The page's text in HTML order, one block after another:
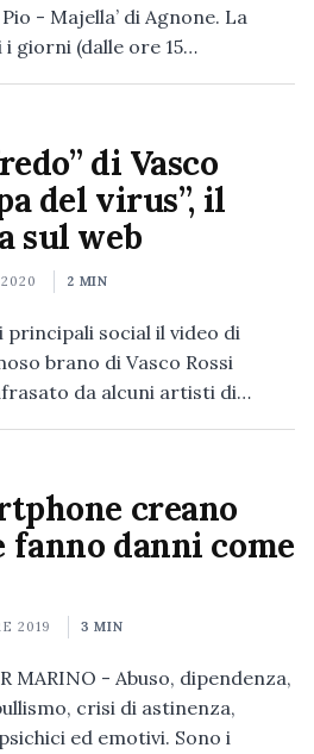
- Majella’ di Agnone. La
giorni (dalle ore 15…
di Vasco
del virus”, il
sul web
2 MIN
principali social il video di
brano di Vasco Rossi
da alcuni artisti di…
creano
fanno danni come
2019 3 MIN
MARINO - Abuso, dipendenza,
crisi di astinenza,
ed emotivi. Sono i